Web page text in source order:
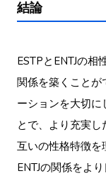
結論
ESTPとENTJの相
関係を築くこと
ーションを大切に
とで、より充実
互いの性格特徴を
ENTJの関係をよ